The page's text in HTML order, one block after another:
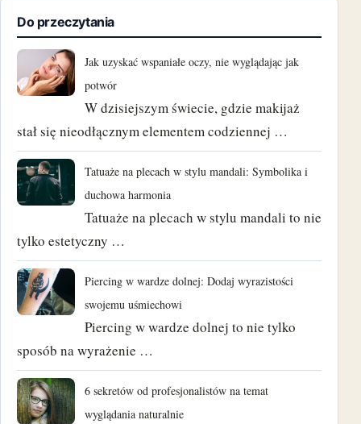
Do przeczytania
Jak uzyskać wspaniałe oczy, nie wyglądając jak
potwór
W dzisiejszym świecie, gdzie makijaż
stał się nieodłącznym elementem codziennej …
Tatuaże na plecach w stylu mandali: Symbolika i
duchowa harmonia
Tatuaże na plecach w stylu mandali to nie
tylko estetyczny …
Piercing w wardze dolnej: Dodaj wyrazistości
swojemu uśmiechowi
Piercing w wardze dolnej to nie tylko
sposób na wyrażenie …
6 sekretów od profesjonalistów na temat
wyglądania naturalnie